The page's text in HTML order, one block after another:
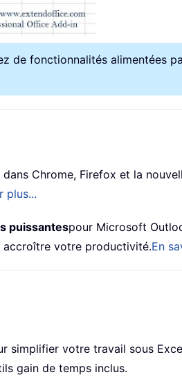
de fonctionnalités alimentées
Chrome, Firefox et la
plus...
puissantespour Microsoft
votre productivité.En
simplifier votre travail sous
gain de temps inclus.